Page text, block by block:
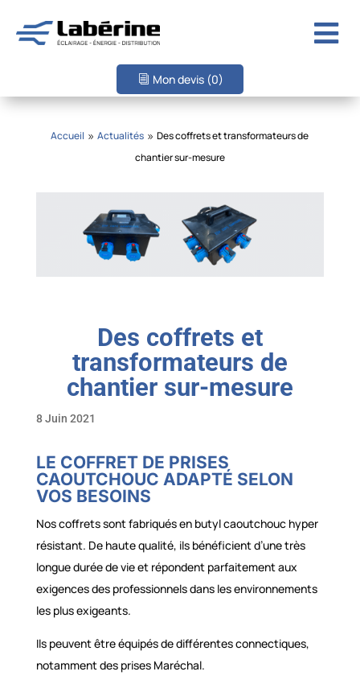

Mon devis (0)
Accueil 9 Actualités 9 Des coffrets et transformateurs de
chantier sur-mesure
Des coffrets et
transformateurs de
chantier sur-mesure
8 Juin 2021
LE COFFRET DE PRISES
CAOUTCHOUC ADAPTÉ SELON
VOS BESOINS
Nos coffrets sont fabriqués en butyl caoutchouc hyper
résistant. De haute qualité, ils bénéficient d’une très
longue durée de vie et répondent parfaitement aux
exigences des professionnels dans les environnements
les plus exigeants.
Ils peuvent être équipés de différentes connectiques,
notamment des prises Maréchal.